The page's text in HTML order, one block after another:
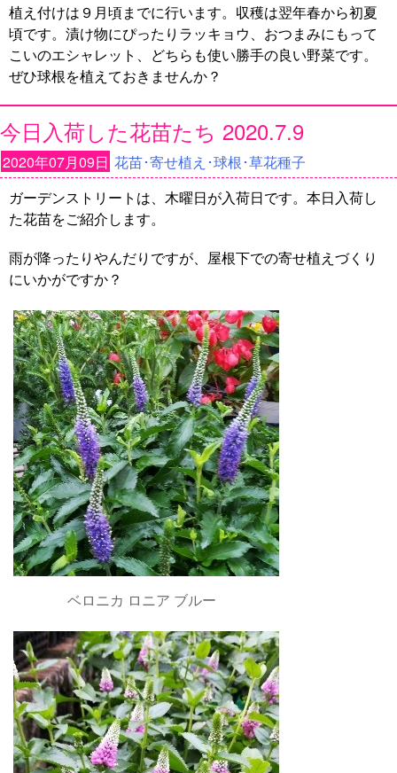
植え付けは９月頃までに行います。収穫は翌年春から初夏
頃です。漬け物にぴったりラッキョウ、おつまみにもって
こいのエシャレット、どちらも使い勝手の良い野菜です。
ぜひ球根を植えておきませんか？
今日入荷した花苗たち 2020.7.9
2020年07月09日 花苗･寄せ植え･球根･草花種子
ガーデンストリートは、木曜日が入荷日です。本日入荷し
た花苗をご紹介します。
雨が降ったりやんだりですが、屋根下での寄せ植えづくり
にいかがですか？
ベロニカ ロニア ブルー